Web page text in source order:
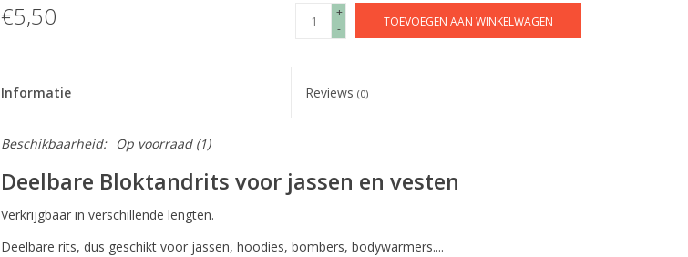
€5,50
+
-
TOEVOEGEN AAN WINKELWAGEN
Informatie Reviews(0)
Beschikbaarheid: Op voorraad(1)
Deelbare Bloktandrits voor jassen en vesten
Verkrijgbaar in verschillende lengten.
Deelbare rits, dus geschikt voor jassen, hoodies, bombers, bodywarmers....